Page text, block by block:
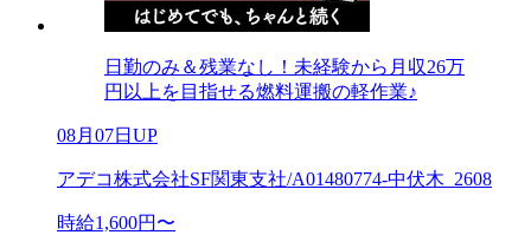
日勤のみ＆残業なし！未経験から月収26万
円以上を目指せる燃料運搬の軽作業♪
08月07日UP
アデコ株式会社SF関東支社/A01480774-中伏木_2608
時給1,600円〜